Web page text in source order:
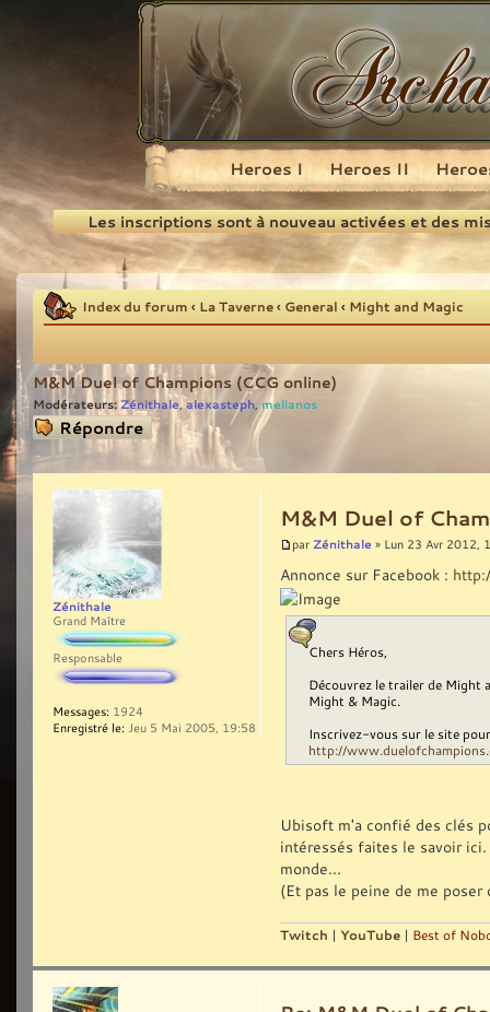
Recherche
Heroes I Heroes II
Les inscriptions sont à nouveau activées et des
Index du forum ‹ La Taverne‹ General ‹ Might and Magic
M&M Duel of Champions (CCG online)
Modérateurs: Zénithale,alexasteph, melianos
Répondre
M&M Duel of
par Zénithale » Lun 23 Avr 2012,
Annonce sur Facebook :
Chers Héros,
Découvrez le trailer de Might
Might & Magic.
Inscrivez-vous sur le site
http://
Ubisoft m'a confié des clés
intéressés faites le savoir
monde...
(Et pas le peine de me
Twitch | YouTube | Best of
Zénithale
Grand Maître
Responsable
Messages: 1924
Enregistré le: Jeu 5 Mai 2005, 19:58